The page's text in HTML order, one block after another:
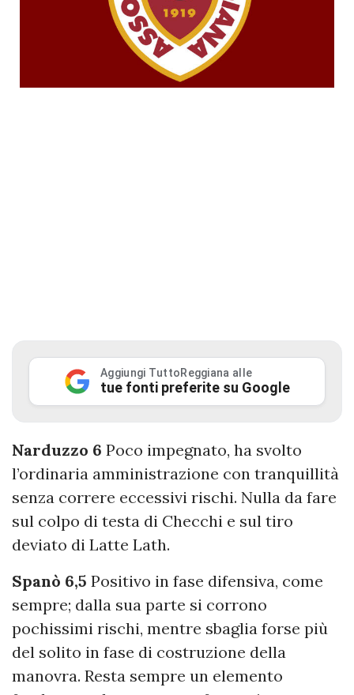
Aggiungi TuttoReggiana alle
tue fonti preferite su Google
Narduzzo 6 Poco impegnato, ha svolto
l’ordinaria amministrazione con tranquillità
senza correre eccessivi rischi. Nulla da fare
sul colpo di testa di Checchi e sul tiro
deviato di Latte Lath.
Spanò 6,5 Positivo in fase difensiva, come
sempre; dalla sua parte si corrono
pochissimi rischi, mentre sbaglia forse più
del solito in fase di costruzione della
manovra. Resta sempre un elemento